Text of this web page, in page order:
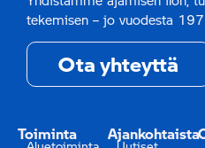
tekemisen – jo vuodesta
Ota yhteyttä
Toiminta Ajankohtaista